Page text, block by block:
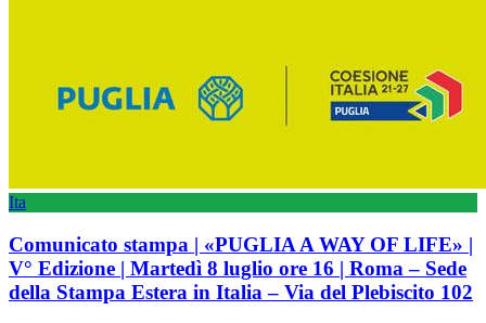
Ita
Comunicato stampa | «PUGLIA A WAY OF LIFE» |
V° Edizione | Martedì 8 luglio ore 16 | Roma – Sede
della Stampa Estera in Italia – Via del Plebiscito 102